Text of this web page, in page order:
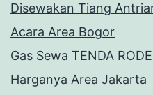
Disewakan Tiang
Acara Area Bogor
Gas Sewa TENDA
Harganya Area Jakarta